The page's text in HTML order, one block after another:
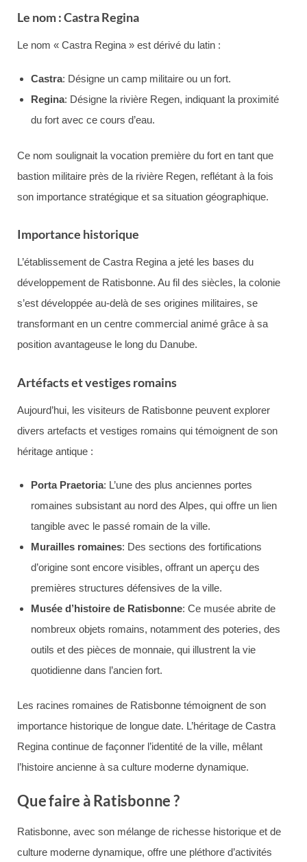
Le nom : Castra Regina
Le nom « Castra Regina » est dérivé du latin :
Castra: Désigne un camp militaire ou un fort.
Regina: Désigne la rivière Regen, indiquant la proximité
du fort avec ce cours d’eau.
Ce nom soulignait la vocation première du fort en tant que
bastion militaire près de la rivière Regen, reflétant à la fois
son importance stratégique et sa situation géographique.
Importance historique
L’établissement de Castra Regina a jeté les bases du
développement de Ratisbonne. Au fil des siècles, la colonie
s’est développée au-delà de ses origines militaires, se
transformant en un centre commercial animé grâce à sa
position avantageuse le long du Danube.
Artéfacts et vestiges romains
Aujourd’hui, les visiteurs de Ratisbonne peuvent explorer
divers artefacts et vestiges romains qui témoignent de son
héritage antique :
Porta Praetoria: L’une des plus anciennes portes
romaines subsistant au nord des Alpes, qui offre un lien
tangible avec le passé romain de la ville.
Murailles romaines: Des sections des fortifications
d’origine sont encore visibles, offrant un aperçu des
premières structures défensives de la ville.
Musée d’histoire de Ratisbonne: Ce musée abrite de
nombreux objets romains, notamment des poteries, des
outils et des pièces de monnaie, qui illustrent la vie
quotidienne dans l’ancien fort.
Les racines romaines de Ratisbonne témoignent de son
importance historique de longue date. L’héritage de Castra
Regina continue de façonner l’identité de la ville, mêlant
l’histoire ancienne à sa culture moderne dynamique.
Que faire à Ratisbonne ?
Ratisbonne, avec son mélange de richesse historique et de
culture moderne dynamique, offre une pléthore d’activités